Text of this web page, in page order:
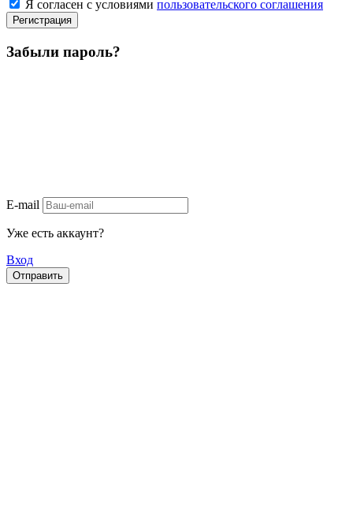
Я согласен с условиями пользовательского соглашения
Регистрация
Забыли пароль?
E-mail
Уже есть аккаунт?
Вход
Отправить